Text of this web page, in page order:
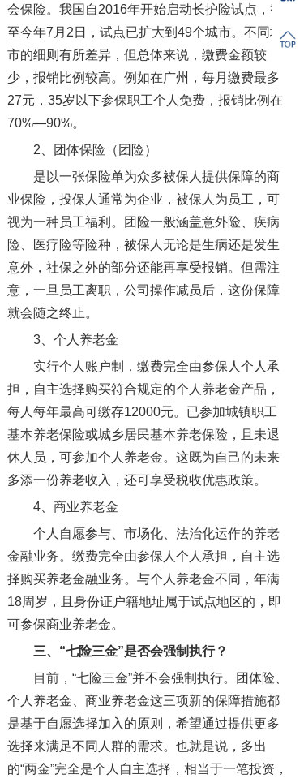
会保险。我国自2016年开始启动长护险试点，截
至今年7月2日，试点已扩大到49个城市。不同城
市的细则有所差异，但总体来说，缴费金额较
少，报销比例较高。例如在广州，每月缴费最多
27元，35岁以下参保职工个人免费，报销比例在
70%—90%。
2、团体保险（团险）
是以一张保险单为众多被保人提供保障的商
业保险，投保人通常为企业，被保人为员工，可
视为一种员工福利。团险一般涵盖意外险、疾病
险、医疗险等险种，被保人无论是生病还是发生
意外，社保之外的部分还能再享受报销。但需注
意，一旦员工离职，公司操作减员后，这份保障
就会随之终止。
3、个人养老金
实行个人账户制，缴费完全由参保人个人承
担，自主选择购买符合规定的个人养老金产品，
每人每年最高可缴存12000元。已参加城镇职工
基本养老保险或城乡居民基本养老保险，且未退
休人员，可参加个人养老金。这既为自己的未来
多添一份养老收入，还可享受税收优惠政策。
4、商业养老金
个人自愿参与、市场化、法治化运作的养老
金融业务。缴费完全由参保人个人承担，自主选
择购买养老金融业务。与个人养老金不同，年满
18周岁，且身份证户籍地址属于试点地区的，即
可参保商业养老金。
三、“七险三金”是否会强制执行？
目前，“七险三金”并不会强制执行。团体险、
个人养老金、商业养老金这三项新的保障措施都
是基于自愿选择加入的原则，希望通过提供更多
选择来满足不同人群的需求。也就是说，多出
的“两金”完全是个人自主选择，相当于一笔投资，